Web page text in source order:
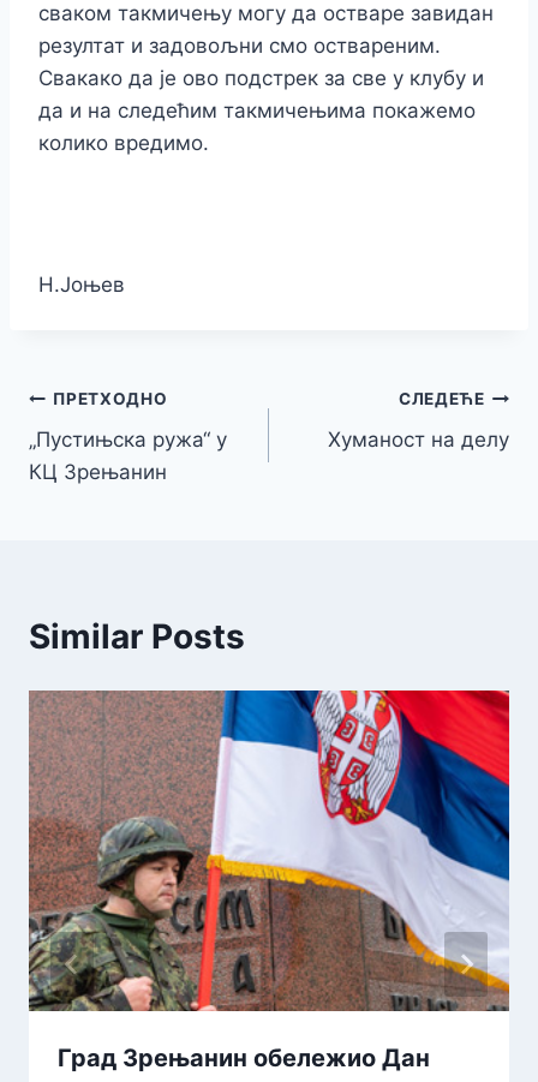
сваком такмичењу могу да остваре завидан
резултат и задовољни смо оствареним.
Свакако да је ово подстрек за све у клубу и
да и на следећим такмичењима покажемо
колико вредимо.
Н.Јоњев
Кретање
чланка
ПРЕТХОДНО
„Пустињска ружа“ у
КЦ Зрењанин
СЛЕДЕЋЕ
Хуманост на делу
Similar Posts
Град Зрењанин обележио Дан